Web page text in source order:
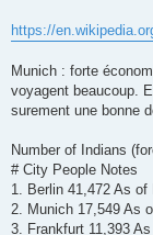
https://
Munich : forte
voyagent beaucoup.
surement une bonne
Number of Indians
# City People Notes
1. Berlin 41,472 As of
2. Munich 17,549 As
3. Frankfurt 11,393